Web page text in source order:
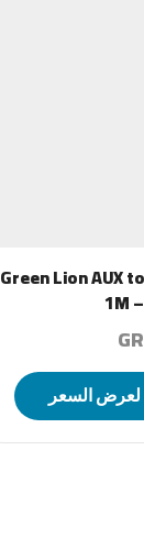
Green Lion AUX
1M
السعر